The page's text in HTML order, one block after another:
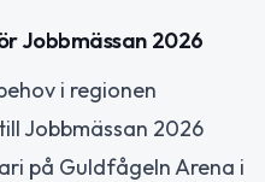
Jobbmässan 2026
i regionen
Jobbmässan 2026
på Guldfågeln Arena i